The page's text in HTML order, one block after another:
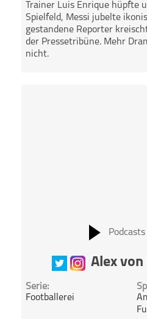
Trainer Luis Enrique hüpfte
Spielfeld, Messi jubelte
gestandene Reporter
der Pressetribüne. Mehr
nicht.
Alex
Serie:
Footballerei